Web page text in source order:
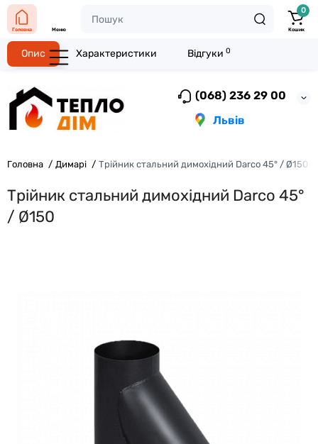
(068) 236 29 00
Львів
Головна Меню
0
Кошик
Головна Димарі Трійник стальний димохідний Darco 45° / Ø150
Трійник стальний димохідний Darco 45°
/ Ø150
Опис Характеристики Відгуки 0